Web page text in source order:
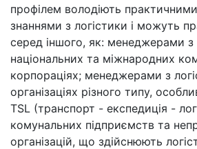
профілем володіють
знаннями з логістики і можуть
серед іншого, як: менеджерами з
національних та міжнародних
корпораціях; менеджерами з
організаціях різного типу,
TSL (транспорт - експедиція -
комунальних підприємств та
організацій, що здійснюють